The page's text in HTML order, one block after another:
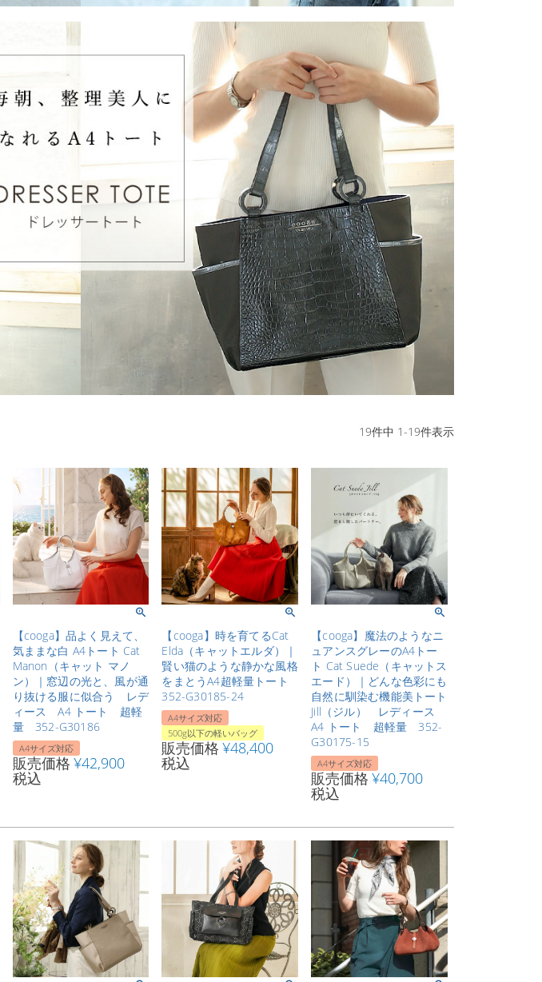
19件中 1-19件表示
【cooga】品よく見えて、
気ままな白 A4トート Cat
Manon（キャット マノ
ン）｜窓辺の光と、風が通
り抜ける服に似合う レデ
ィース A4 トート 超軽
量 352-G30186
A4サイズ対応
販売価格 ¥42,900
税込
【cooga】時を育てるCat
Elda（キャットエルダ）｜
賢い猫のような静かな風格
をまとうA4超軽量トート
352-G30185-24
A4サイズ対応
500g以下の軽いバッグ
販売価格 ¥48,400
税込
【cooga】魔法のようなニ
ュアンスグレーのA4トー
ト Cat Suede（キャットス
エード）｜どんな色彩にも
自然に馴染む機能美トート
Jill（ジル） レディース
A4 トート 超軽量 352-
G30175-15
A4サイズ対応
販売価格 ¥40,700
税込